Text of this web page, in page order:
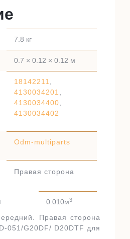
7.8 кг
0.7 × 0.12 × 0.12 м
18142211
4130034201
4130034400
4130034402
Odm-multiparts
Правая сторона
0.010м3
Правая сторона
051/G20DF/ D20DTF для